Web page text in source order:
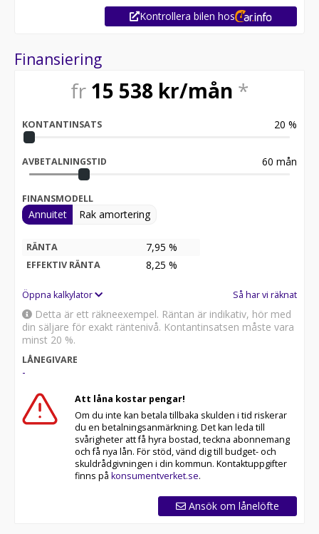
Kontrollera bilen hos
Finansiering
fr 15 538 kr/mån *
KONTANTINSATS 20 %
AVBETALNINGSTID 60 mån
FINANSMODELL
Annuitet Rak amortering
RÄNTA 7,95 %
EFFEKTIV RÄNTA 8,25 %
Öppna kalkylator Så har vi räknat
Detta är ett räkneexempel. Räntan är indikativ, hör med
din säljare för exakt räntenivå. Kontantinsatsen måste vara
minst 20 %.
LÅNEGIVARE
-
Att låna kostar pengar!
Om du inte kan betala tillbaka skulden i tid riskerar
du en betalningsanmärkning. Det kan leda till
svårigheter att få hyra bostad, teckna abonnemang
och få nya lån. För stöd, vänd dig till budget- och
skuldrådgivningen i din kommun. Kontaktuppgifter
finns på konsumentverket.se.
Ansök om lånelöfte